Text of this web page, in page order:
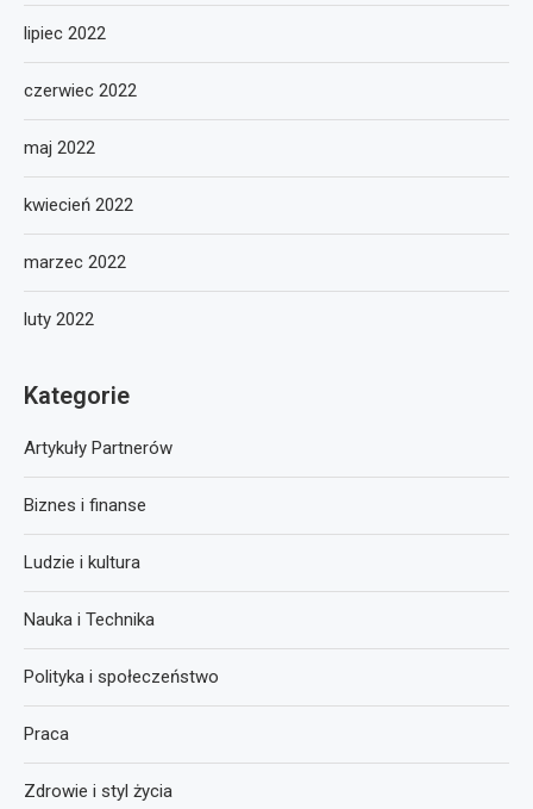
lipiec 2022
czerwiec 2022
maj 2022
kwiecień 2022
marzec 2022
luty 2022
Kategorie
Artykuły Partnerów
Biznes i finanse
Ludzie i kultura
Nauka i Technika
Polityka i społeczeństwo
Praca
Zdrowie i styl życia